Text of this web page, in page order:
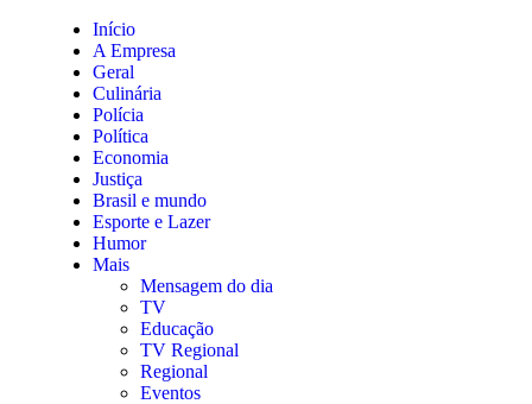
Início
A Empresa
Geral
Culinária
Polícia
Política
Economia
Justiça
Brasil e mundo
Esporte e Lazer
Humor
Mais
Mensagem do dia
TV
Educação
TV Regional
Regional
Eventos